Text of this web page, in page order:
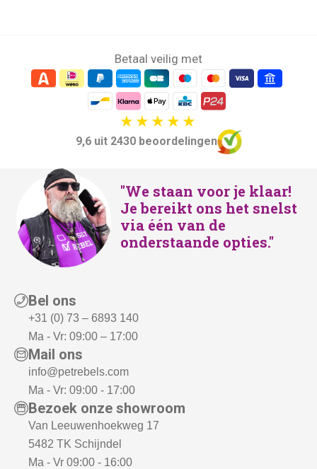
Betaal veilig met
9,6 uit 2430 beoordelingen
"We staan voor je klaar!
Je bereikt ons het snelst
via één van de
onderstaande opties."
Bel ons
+31 (0) 73 – 6893 140
Ma - Vr: 09:00 – 17:00
Mail ons
info@petrebels.com
Ma - Vr: 09:00 - 17:00
Bezoek onze showroom
Van Leeuwenhoekweg 17
5482 TK Schijndel
Ma - Vr 09:00 - 16:00